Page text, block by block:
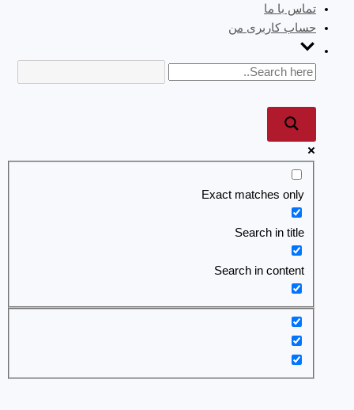
تماس با ما
حساب کاربری من
Exact matches only
Search in title
Search in content